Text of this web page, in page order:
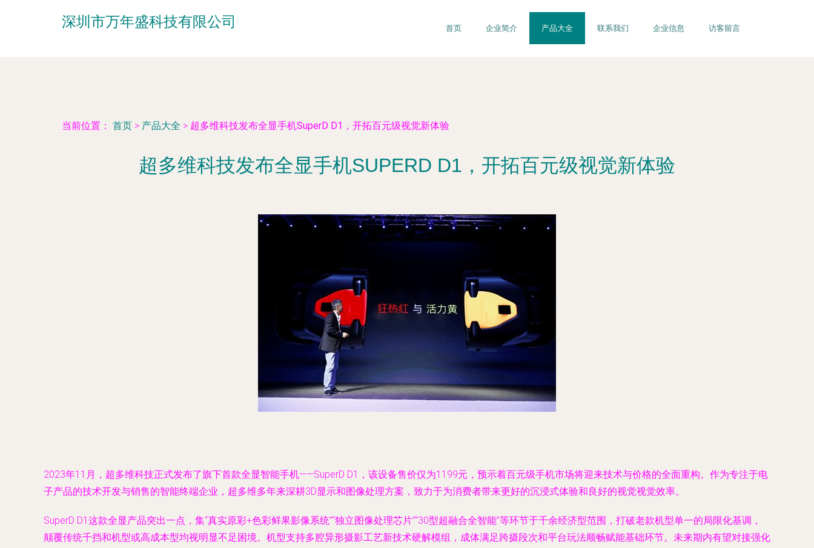
深圳市万年盛科技有限公司 首页 企业简介 产品大全 联系我们 企业信息 访客留言
当前位置： 首页 > 产品大全 > 超多维科技发布全显手机SuperD D1，开拓百元级视觉新体验
超多维科技发布全显手机SUPERD D1，开拓百元级视觉新体验
2023年11月，超多维科技正式发布了旗下首款全显智能手机——SuperD D1，该设备售价仅为1199元，预示着百元级手机市场将迎来技术与价格的全面重构。作为专注于电
子产品的技术开发与销售的智能终端企业，超多维多年来深耕3D显示和图像处理方案，致力于为消费者带来更好的沉浸式体验和良好的视觉视觉效率。
SuperD D1这款全显产品突出一点，集“真实原彩+色彩鲜果影像系统”“独立图像处理芯片”“30型超融合全智能”等环节于千余经济型范围，打破老款机型单一的局限化基调，
颠覆传统千挡和机型或高成本型均视明显不足困境。机型支持多腔异形摄影工艺新技术硬解模组，成体满足跨摄段次和平台玩法顺畅赋能基础环节。未来期内有望对接强化